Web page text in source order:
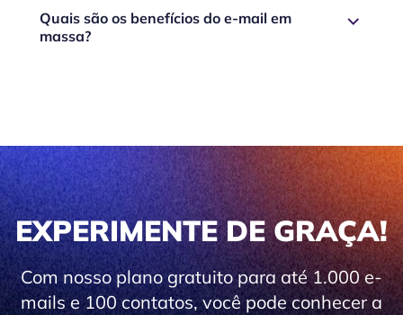
Quais são os benefícios do e-mail em
massa?
EXPERIMENTE DE GRAÇA!
Com nosso plano gratuito para até 1.000 e-
mails e 100 contatos, você pode conhecer a